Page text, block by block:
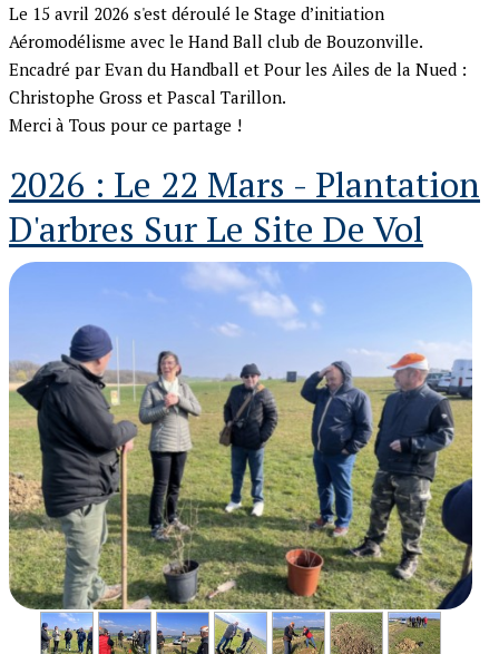
Le 15 avril 2026 s'est déroulé le Stage d’initiation
Aéromodélisme avec le Hand Ball club de Bouzonville.
Encadré par Evan du Handball et Pour les Ailes de la Nued :
Christophe Gross et Pascal Tarillon.
Merci à Tous pour ce partage !
2026 : Le 22 Mars - Plantation
D'arbres Sur Le Site De Vol